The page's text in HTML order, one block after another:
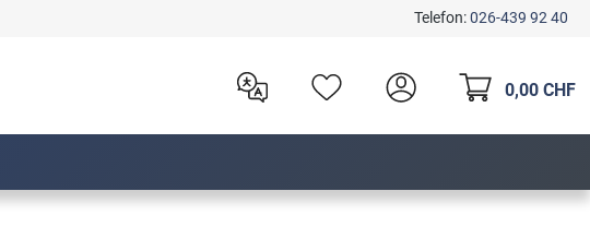
Telefon:026-439 92 40
0,00 CHF